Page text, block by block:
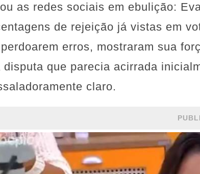
as redes sociais em ebulição:
de rejeição já vistas em
erros, mostraram sua
disputa que parecia acirrada
claro.